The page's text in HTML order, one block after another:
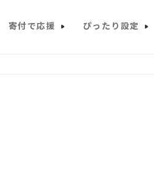
寄付で応援 ぴったり設定